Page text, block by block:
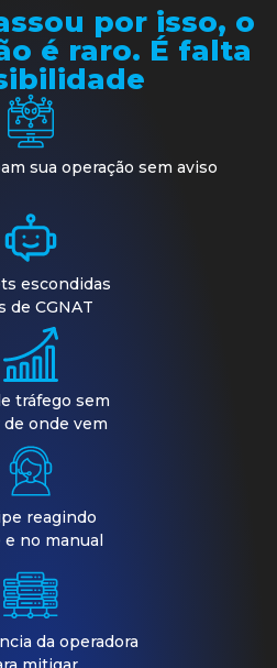
por isso, o
é raro. É falta
sua operação sem aviso
escondidas
de CGNAT
tráfego sem
de onde vem
reagindo
e no manual
da operadora